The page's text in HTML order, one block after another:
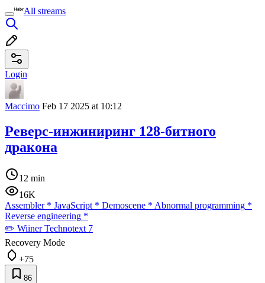
All streams
Login
Maccimo Feb 17 2025 at 10:12
Реверс-инжиниринг 128-битного
дракона
12 min
16K
Assembler* JavaScript * Demoscene * Abnormal programming *
Reverse engineering *
✏️ Wiiner Technotext 7
Recovery Mode
+75
86